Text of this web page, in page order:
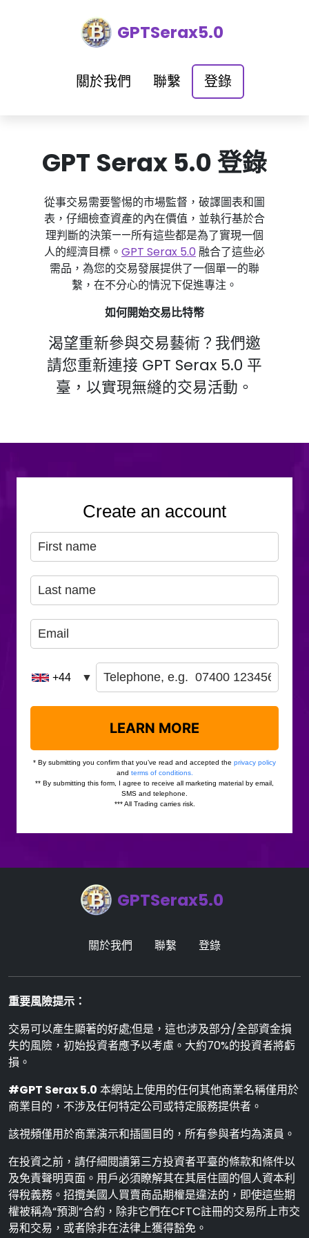
GPTSerax5.0
關於我們 聯繫 登錄
GPT Serax 5.0 登錄
從事交易需要警惕的市場監督，破譯圖表和圖
表，仔細檢查資產的內在價值，並執行基於合
理判斷的決策——所有這些都是為了實現一個
人的經濟目標。 GPT Serax 5.0 融合了這些必
需品，為您的交易發展提供了一個單一的聯
繫，在不分心的情況下促進專注。
如何開始交易比特幣
渴望重新參與交易藝術？我們邀
請您重新連接 GPT Serax 5.0 平
臺，以實現無縫的交易活動。
GPTSerax5.0
關於我們 聯繫 登錄
重要風險提示：
交易可以產生顯著的好處;但是，這也涉及部分/全部資金損
失的風險，初始投資者應予以考慮。大約70%的投資者將虧
損。
#GPT Serax 5.0 本網站上使用的任何其他商業名稱僅用於
商業目的，不涉及任何特定公司或特定服務提供者。
該視頻僅用於商業演示和插圖目的，所有參與者均為演員。
在投資之前，請仔細閱讀第三方投資者平臺的條款和條件以
及免責聲明頁面。用戶必須瞭解其在其居住國的個人資本利
得稅義務。招攬美國人買賣商品期權是違法的，即使這些期
權被稱為“預測”合約，除非它們在CFTC註冊的交易所上市交
易和交易，或者除非在法律上獲得豁免。